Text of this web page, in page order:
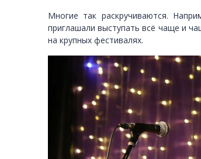
Многие так раскручиваются.
приглашали выступать всё чаще и
на крупных фестивалях.